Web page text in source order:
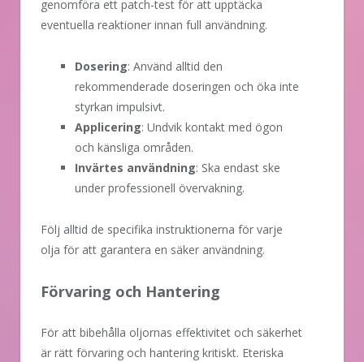
genomföra ett patch-test för att upptäcka
eventuella reaktioner innan full användning.
Dosering: Använd alltid den
rekommenderade doseringen och öka inte
styrkan impulsivt.
Applicering: Undvik kontakt med ögon
och känsliga områden.
Invärtes användning: Ska endast ske
under professionell övervakning.
Följ alltid de specifika instruktionerna för varje
olja för att garantera en säker användning.
Förvaring och Hantering
För att bibehålla oljornas effektivitet och säkerhet
är rätt förvaring och hantering kritiskt. Eteriska